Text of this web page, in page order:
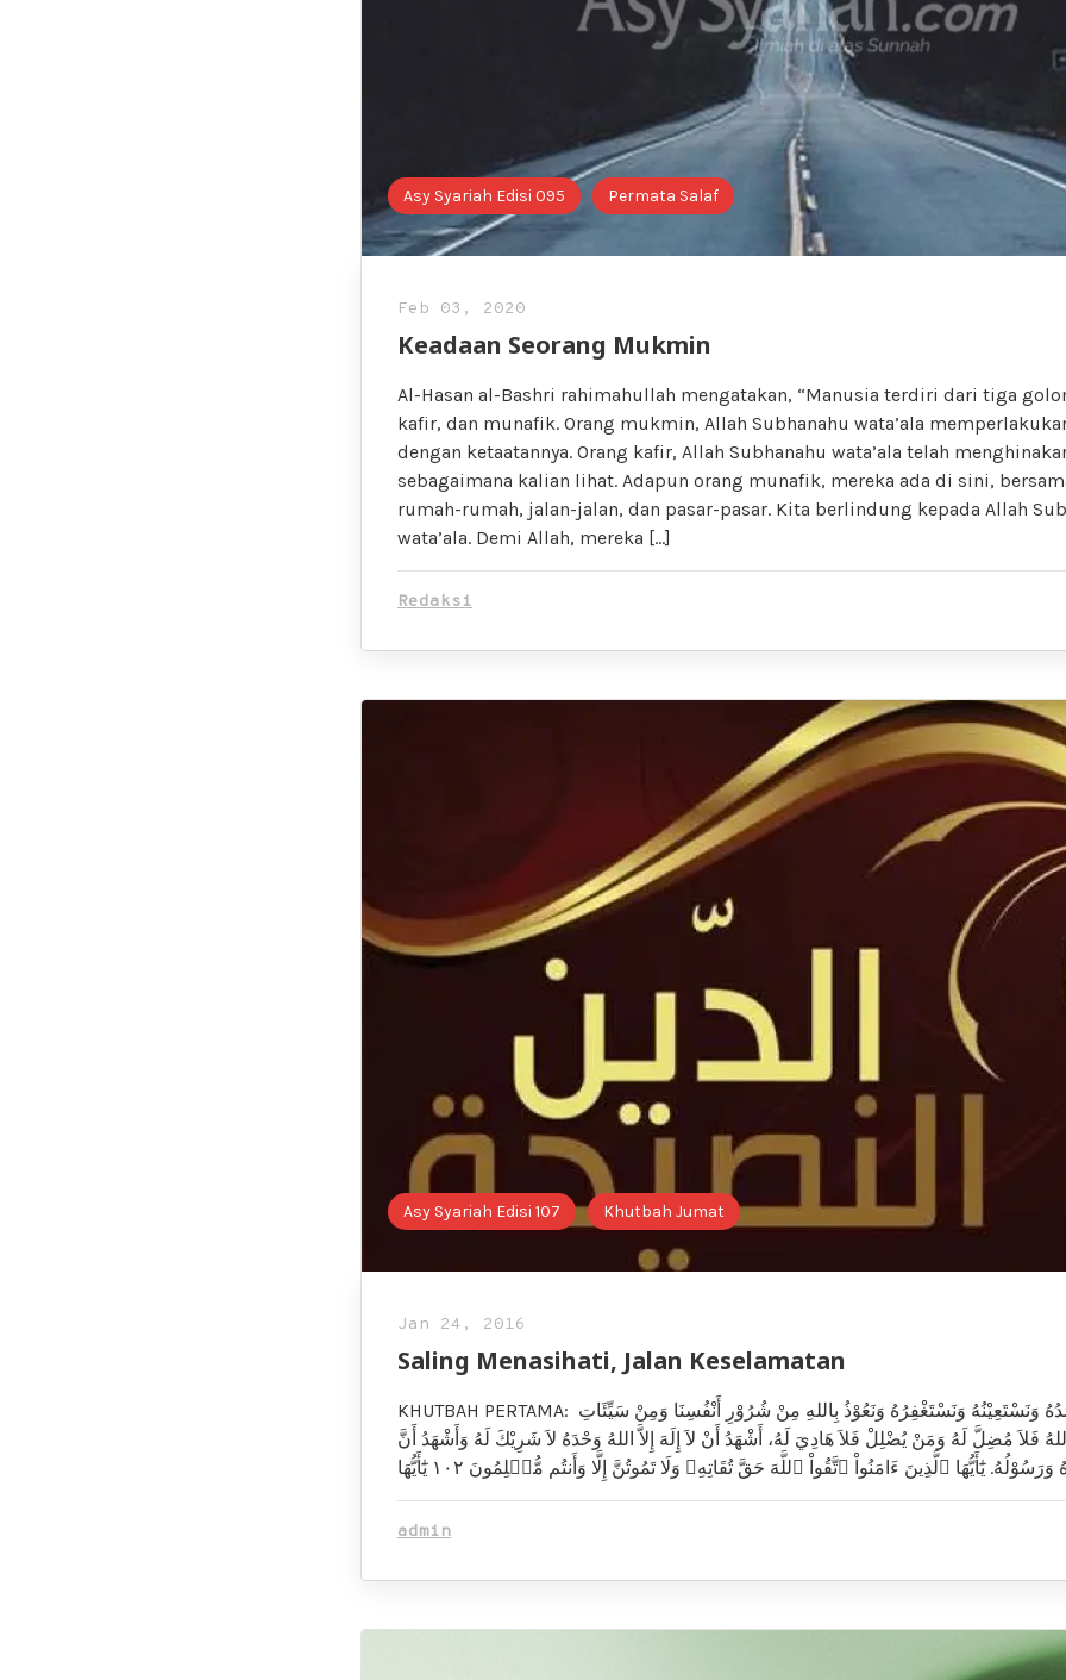
Asy Syariah Edisi 095 Permata Salaf
Feb 03, 2020
Keadaan Seorang Mukmin
Al-Hasan al-Bashri rahimahullah mengatakan, “Manusia terdiri dari tiga
kafir, dan munafik. Orang mukmin, Allah Subhanahu wata’ala
dengan ketaatannya. Orang kafir, Allah Subhanahu wata’ala telah
sebagaimana kalian lihat. Adapun orang munafik, mereka ada di sini,
rumah-rumah, jalan-jalan, dan pasar-pasar. Kita berlindung kepada Allah
wata’ala. Demi Allah, mereka […]
Redaksi
Asy Syariah Edisi 107 Khutbah Jumat
Jan 24, 2016
Saling Menasihati, Jalan Keselamatan
KHUTBAH PERTAMA: إِنَّ الْحَمْدَ نَحْمَدُهُ وَنَسْتَعِيْنُهُ وَنَسْتَغْفِرُهُ وَنَعُوْذُ بِاللهِ مِنْ شُرُوْرِ أَنْفُسِنَا وَمِنْ سَيِّئَاتِ
فَلاَ مُضِلَّ لَهُ وَمَنْ يُضْلِلْ فَلاَ هَادِيَ لَهُ، أَشْهَدُ أَنْ لاَ إِلَهَ إِلاَّ اللهُ وَحْدَهُ لاَ شَرِيْكَ لَهُ وَأَشْهَدُ أَنَّ
admin